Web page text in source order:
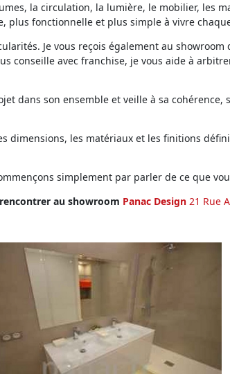
la circulation, la lumière, le mobilier, les
fonctionnelle et plus simple à vivre
Je vous reçois également au
conseille avec franchise, je vous aide à
dans son ensemble et veille à sa cohérence,
dimensions, les matériaux et les finitions
simplement par parler de ce que
au showroom Panac Design 21 Rue